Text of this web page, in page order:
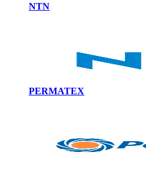
NTN
PERMATEX